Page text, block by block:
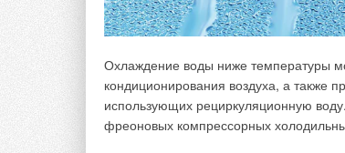
Охлаждение воды ниже температуры
кондиционирования воздуха, а также
использующих рециркуляционную
фреоновых компрессорных
концепцию архитектурного решения
во двор, страдает облик этой части
В Республике Беларусь существует
№384 с дополнением постановления
процедуру изменения архитектурного